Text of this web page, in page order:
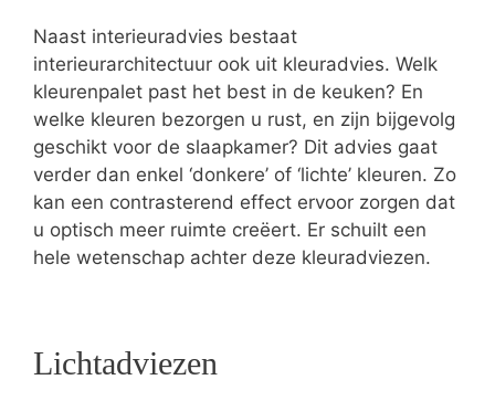
Naast interieuradvies bestaat
interieurarchitectuur ook uit kleuradvies. Welk
kleurenpalet past het best in de keuken? En
welke kleuren bezorgen u rust, en zijn bijgevolg
geschikt voor de slaapkamer? Dit advies gaat
verder dan enkel ‘donkere’ of ‘lichte’ kleuren. Zo
kan een contrasterend effect ervoor zorgen dat
u optisch meer ruimte creëert. Er schuilt een
hele wetenschap achter deze kleuradviezen.
Lichtadviezen